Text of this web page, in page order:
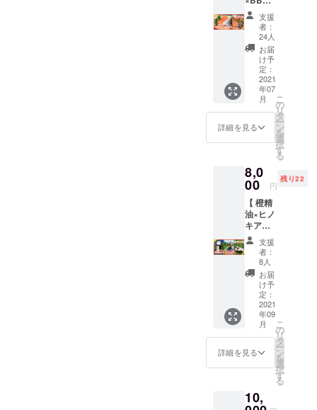
定） ※
ウィー
クエン
ドカ
フェの
ため
【土日
限定】
となり
ます ※
きるド
リンク
は利用
当日に
ご確認
くださ
い 〈
Marie’s
Kitchen
WEB：
http://w
ww.ata
maries-
k.com/
MAP：
goo.gl/
maps/
PBSuS
リーン
の麻紐
もセッ
トにし
てお届
けしま
すの
で、ミ
ニガー
ランド
風にア
レンジ
の説明
書付き
で送り
ますの
で、熱
海の植
物でお
部屋を
彩って
みてく
ださ
い！
〈内
容〉 ・
キコ
からの
お礼の
たメッ
しま
す！ お
名前刻
印をご
希望の
場合
は、熱
海の
『西島
木工
所』に
本の形
はオー
ソドッ
クスで
使いや
すい四
角の箸
となり
ます
が、 ・
箸の長
さ ・仕
上げの
塗装 ・
お名前
の刻印
・右利
き用 / 左
前刻印
用プラ
ンク材
市内の
魚屋
『宇田
水産』
とのコ
ラボリ
ター
ン！
ローズ
マリー
「アタ
ミマ
ス」を
真空
パック
にして
お届け
しま
す。 そ
して、
そのア
タミマ
スをよ
り美味
しく調
理する
ため
使った
支援
者：
24人
お届
け予
定：
2021
年07
月
詳細を見る
こ
の
リ
タ
ー
ン
を
選
択
す
る
8,0
00 円
残り22
【 橙精
油×ヒノ
キアロ
マ台 】
熱海市
の橙農
家・岡
野谷伸
一郎さ
んが代
表を務
める『
citry
compa
ny 』と
のコラ
ター
ン！ 熱
支援
者：
8人
お届
け予
定：
2021
年09
月
詳細を見る
こ
の
リ
タ
ー
ン
を
選
択
す
る
10,